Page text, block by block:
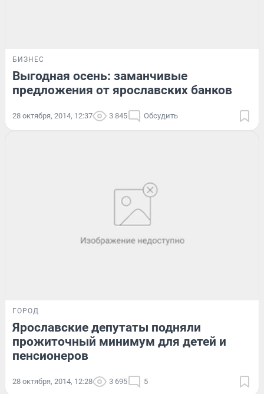
БИЗНЕС
Выгодная осень: заманчивые
предложения от ярославских банков
28 октября, 2014, 12:37 3 845 Обсудить
ГОРОД
Ярославские депутаты подняли
прожиточный минимум для детей и
пенсионеров
28 октября, 2014, 12:28 3 695 5